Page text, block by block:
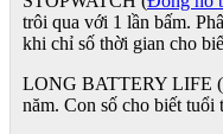
trôi qua với 1 lần bấm.
khi chỉ số thời gian cho
LONG BATTERY LIFE
năm. Con số cho biết tuổi